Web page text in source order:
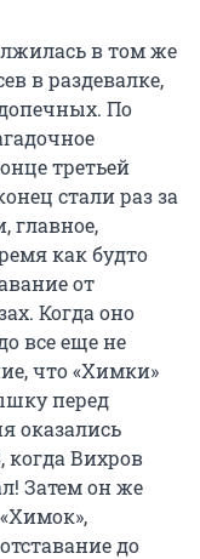
в том же
в раздевалке,
По
третьей
стали раз за
главное,
как будто
от
Когда оно
все еще не
что «Химки»
перед
оказались
Вихров
Затем он же
до